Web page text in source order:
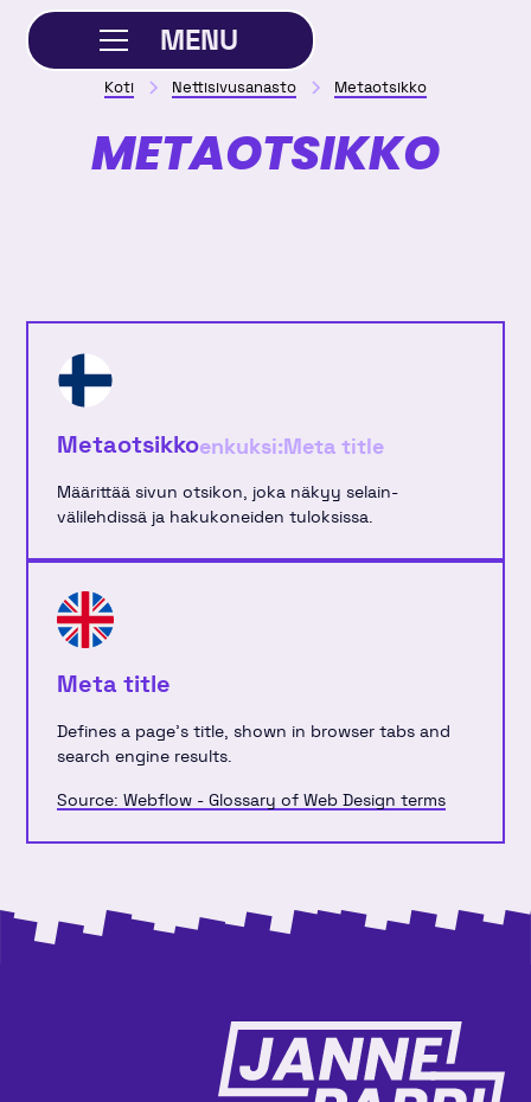
MENU
SULJE
Koti Nettisivusanasto Metaotsikko
METAOTSIKKO
Metaotsikkoenkuksi:Meta title
Määrittää sivun otsikon, joka näkyy selain-
välilehdissä ja hakukoneiden tuloksissa.
Meta title
Defines a page's title, shown in browser tabs and
search engine results.
Source: Webflow - Glossary of Web Design terms